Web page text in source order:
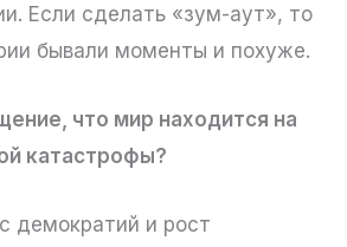
Если сделать «зум-аут», то
бывали моменты и похуже.
что мир находится на
катастрофы?
демократий и рост